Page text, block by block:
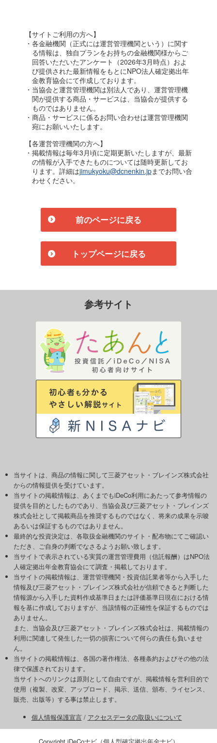
【サイトご利用の方へ】
・各金融機関（正式には運営管理機関という）に関す
る情報は、独自プランをお持ちの金融機関様からご
回答いただいたアンケート（2026年3月時点）およ
び提供された最新情報をもとにNPO法人確定拠出年
金教育協会にて作成しております。
・当協会と運営管理機関は別法人であり、運営管理機
関が提供する商品・サービスは、当協会が提供する
ものではありません。
・商品・サービスに係るお問い合わせは運営管理機関
宛にお願いいたします。
【各運営管理機関の方へ】
・掲載情報は毎年3月頃に定期更新いたしますが、最新
の情報が入手できたものについては随時更新してお
ります。詳細はjimukyoku@dcnenkin.jpまでお問い合
わせください。
前のページに戻る
トップページに戻る
参考サイト
当サイトは、商品の情報に関して三菱アセット・ブレインズ株式会社
からの情報提供を受けています。
当サイトの掲載情報は、あくまでもiDeCo利用にあたって参考情報の
提供を目的としたものであり、当協会及び三菱アセット・ブレインズ
株式会社として掲載商品を推奨するものではなく、将来の成果を示唆
あるいは保証するものではありません。
最終的な投資決定は、各取扱金融機関のサイト・配布物にてご確認い
ただき、ご自身の判断でなさるようお願い致します。
当サイトで表示されている実質の運営管理費用（信託報酬）はNPO法
人確定拠出年金教育協会にて調査・掲載しております。
当サイトの掲載情報は、運営管理機関・投資信託業者等から入手した
情報及び三菱アセット・ブレインズ株式会社が信頼できると判断した
情報源から入手した資料作成基準日または評価基準日現在における情
報を基に作成しておりますが、当該情報の正確性を保証するものでは
ありません。
また、当協会及び三菱アセット・ブレインズ株式会社は、掲載情報の
利用に関連して発生した一切の損害について何らの責任も負いませ
ん。
当サイトの掲載情報は、各国の著作権法、各種条約およびその他の法
律で保護されております。
当サイトへのリンクは原則として自由ですが、掲載情報を営利目的で
使用（複製、改変、アップロード、掲示、送信、頒布、ライセンス、
販売、出版等）する事は禁止します。
個人情報保護宣言/ アクセスデータの取扱いについて